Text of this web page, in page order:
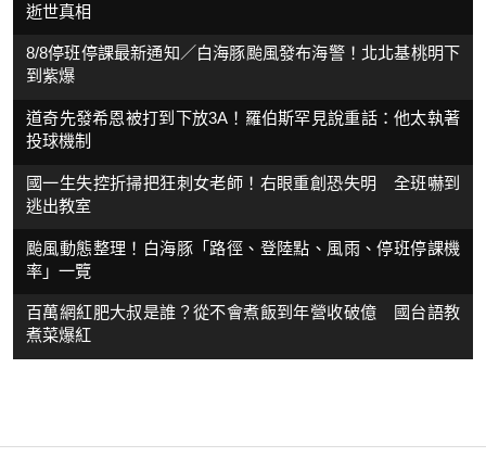
逝世真相
8/8停班停課最新通知／白海豚颱風發布海警！北北基桃明下
到紫爆
道奇先發希恩被打到下放3A！羅伯斯罕見說重話：他太執著
投球機制
國一生失控折掃把狂刺女老師！右眼重創恐失明 全班嚇到
逃出教室
颱風動態整理！白海豚「路徑、登陸點、風雨、停班停課機
率」一覽
百萬網紅肥大叔是誰？從不會煮飯到年營收破億 國台語教
煮菜爆紅